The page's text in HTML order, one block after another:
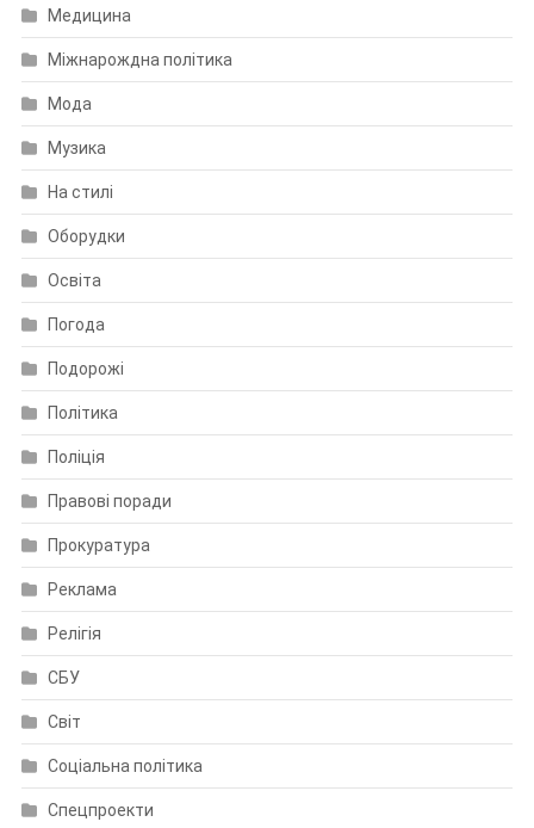
Медицина
Міжнарождна політика
Мода
Музика
На стилі
Оборудки
Освіта
Погода
Подорожі
Політика
Поліція
Правові поради
Прокуратура
Реклама
Релігія
СБУ
Світ
Соціальна політика
Спецпроекти